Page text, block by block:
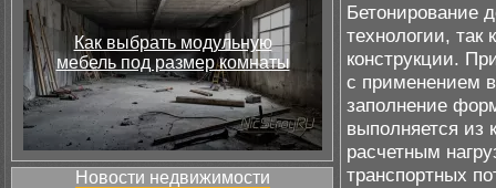
Как выбрать модульную
мебель под размер комнаты
Новости недвижимости
Бетонирование
технологии, так
конструкции.
с применением
заполнение
выполняется из
расчетным
транспортных